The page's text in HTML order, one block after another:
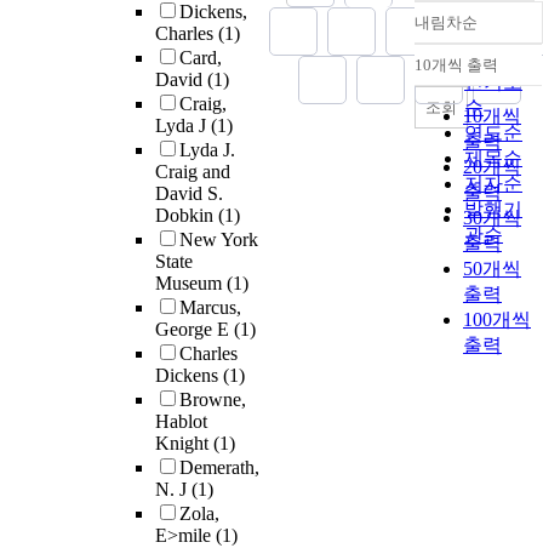
Dickens,
Charles (1)
Card,
David (1)
Craig,
Lyda J (1)
Lyda J.
Craig and
David S.
Dobkin (1)
New York
State
Museum (1)
Marcus,
George E (1)
Charles
Dickens (1)
Browne,
Hablot
Knight(1)
Demerath,
N. J (1)
Zola,
E>mile (1)
정확도
순
인기도
순
연도순
제목순
저자순
발행기
관순
내림차순
내림차순
10개씩 출력
10개씩
출력
20개씩
출력
30개씩
출력
50개씩
출력
100개씩
출력
조회